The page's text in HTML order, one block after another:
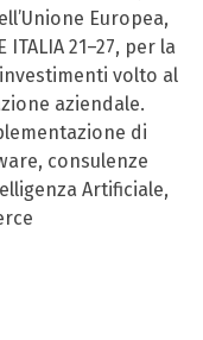
Europea,
21–27, per la
volto al
aziendale.
di
consulenze
Artificiale,